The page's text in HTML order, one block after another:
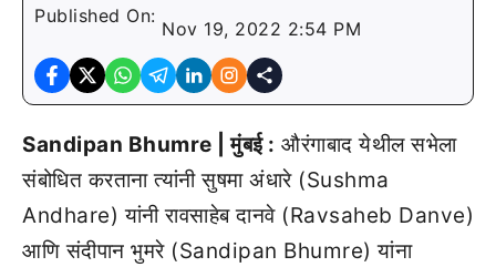
Published On:
Nov 19, 2022 2:54 PM
Sandipan Bhumre | मुंबई : औरंगाबाद येथील सभेला
संबोधित करताना त्यांनी सुषमा अंधारे (Sushma
Andhare) यांनी रावसाहेब दानवे (Ravsaheb Danve)
आणि संदीपान भुमरे (Sandipan Bhumre) यांना